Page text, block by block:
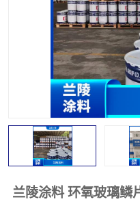
兰陵涂料 环氧玻璃鳞
聚脲涂料
建筑涂料